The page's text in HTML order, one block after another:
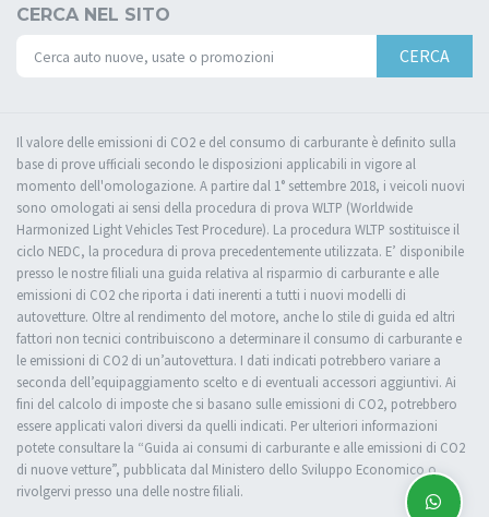
CERCA NEL SITO
CERCA
Il valore delle emissioni di CO2 e del consumo di carburante è definito sulla
base di prove ufficiali secondo le disposizioni applicabili in vigore al
momento dell'omologazione. A partire dal 1° settembre 2018, i veicoli nuovi
sono omologati ai sensi della procedura di prova WLTP (Worldwide
Harmonized Light Vehicles Test Procedure). La procedura WLTP sostituisce il
ciclo NEDC, la procedura di prova precedentemente utilizzata. E’ disponibile
presso le nostre filiali una guida relativa al risparmio di carburante e alle
emissioni di CO2 che riporta i dati inerenti a tutti i nuovi modelli di
autovetture. Oltre al rendimento del motore, anche lo stile di guida ed altri
fattori non tecnici contribuiscono a determinare il consumo di carburante e
le emissioni di CO2 di un’autovettura. I dati indicati potrebbero variare a
seconda dell’equipaggiamento scelto e di eventuali accessori aggiuntivi. Ai
fini del calcolo di imposte che si basano sulle emissioni di CO2, potrebbero
essere applicati valori diversi da quelli indicati. Per ulteriori informazioni
potete consultare la “Guida ai consumi di carburante e alle emissioni di CO2
di nuove vetture”, pubblicata dal Ministero dello Sviluppo Economico o
rivolgervi presso una delle nostre filiali.